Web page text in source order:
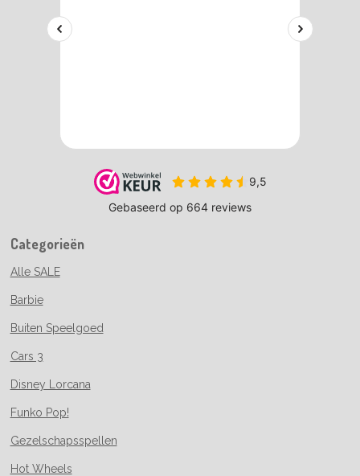
Categorieën
Alle SALE
Barbie
Buiten Speelgoed
Cars 3
Disney Lorcana
Funko Pop!
Gezelschapsspellen
Hot Wheels